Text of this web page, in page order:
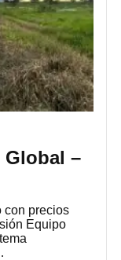
Global –
con precios
Equipo